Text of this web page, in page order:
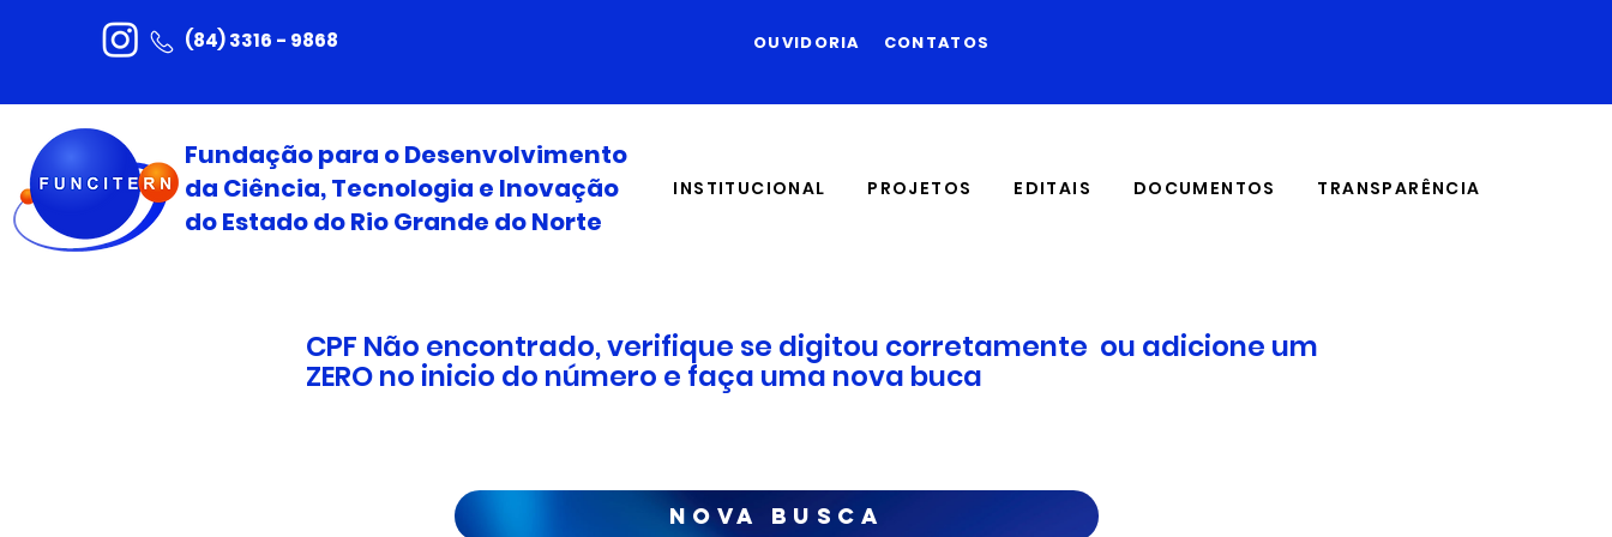
(84) 3316 - 9868 OUVIDORIA CONTATOS
Fundação para o Desenvolvimento
da Ciência, Tecnologia e Inovação
do Estado do Rio Grande do Norte
INSTITUCIONAL PROJETOS EDITAIS DOCUMENTOS TRANSPARÊNCIA
CPF Não encontrado, verifique se digitou corretamente ou adicione um
ZERO no inicio do número e faça uma nova buca
NOVA BUSCA